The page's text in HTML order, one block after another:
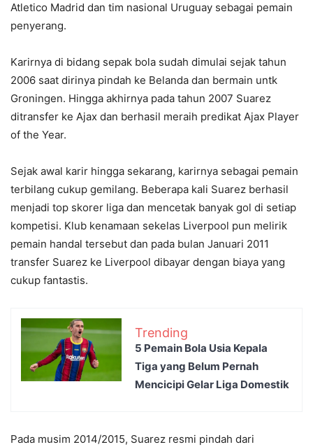
Atletico Madrid dan tim nasional Uruguay sebagai pemain
penyerang.
Karirnya di bidang sepak bola sudah dimulai sejak tahun
2006 saat dirinya pindah ke Belanda dan bermain untk
Groningen. Hingga akhirnya pada tahun 2007 Suarez
ditransfer ke Ajax dan berhasil meraih predikat Ajax Player
of the Year.
Sejak awal karir hingga sekarang, karirnya sebagai pemain
terbilang cukup gemilang. Beberapa kali Suarez berhasil
menjadi top skorer liga dan mencetak banyak gol di setiap
kompetisi. Klub kenamaan sekelas Liverpool pun melirik
pemain handal tersebut dan pada bulan Januari 2011
transfer Suarez ke Liverpool dibayar dengan biaya yang
cukup fantastis.
Trending
5 Pemain Bola Usia Kepala
Tiga yang Belum Pernah
Mencicipi Gelar Liga Domestik
Pada musim 2014/2015, Suarez resmi pindah dari